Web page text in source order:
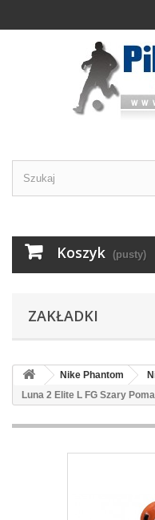
Koszyk (pusty)
ZAKŁADKI
Nike Phantom
Luna 2 Elite L FG Szary